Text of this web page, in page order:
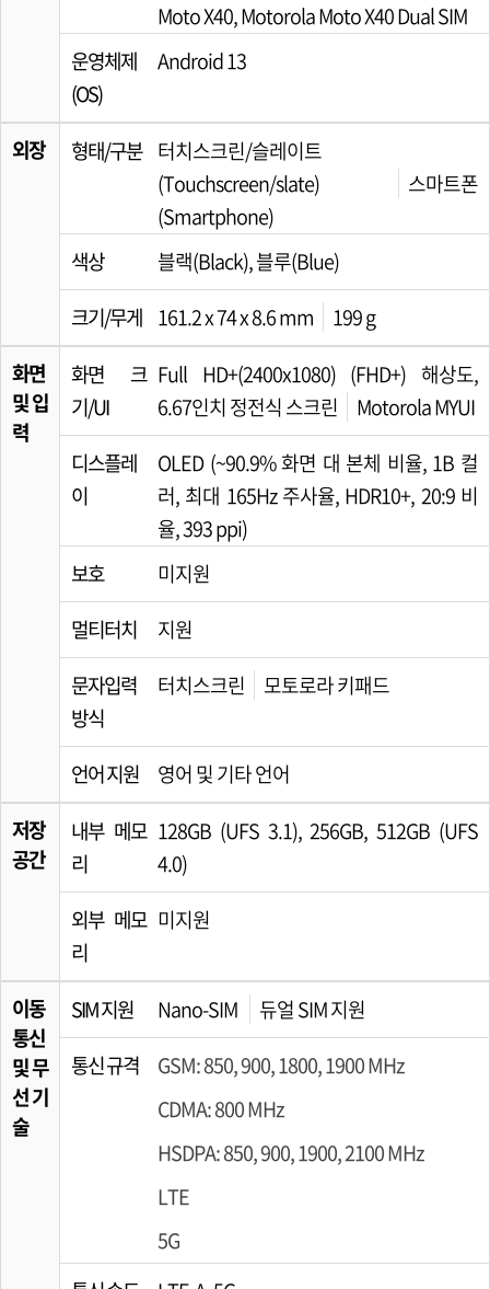
Moto X40, Motorola Moto X40 Dual SIM
운영체제
(OS)
Android 13
외장 형태/구분 터치스크린/슬레이트
(Touchscreen/slate)
스마트폰
(Smartphone)
색상
블랙(Black), 블루(Blue)
크기/무게 161.2 x 74 x 8.6 mm
199 g
화면
및 입
력
화면 크
기/UI
Full HD+(2400x1080) (FHD+) 해상도,
6.67인치 정전식 스크린
Motorola MYUI
디스플레
이
OLED (~90.9% 화면 대 본체 비율, 1B 컬
러, 최대 165Hz 주사율, HDR10+, 20:9 비
율, 393 ppi)
보호
미지원
멀티터치
지원
문자입력
방식
터치스크린 모토로라 키패드
언어 지원
영어 및 기타 언어
저장
공간
내부 메모
리
128GB (UFS 3.1), 256GB, 512GB (UFS
4.0)
외부 메모
리
미지원
이동
통신
및 무
선 기
술
SIM 지원 Nano-SIM
듀얼 SIM 지원
통신 규격
GSM: 850, 900, 1800, 1900 MHz
CDMA: 800 MHz
HSDPA: 850, 900, 1900, 2100 MHz
LTE
5G